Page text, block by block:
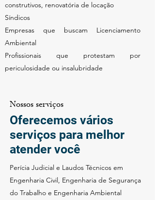
construtivos, renovatória de locação
Síndicos
Empresas que buscam Licenciamento
Ambiental
Profissionais que protestam por
periculosidade ou insalubridade
Nossos serviços
Oferecemos vários
serviços para melhor
atender você
Perícia Judicial e Laudos Técnicos em
Engenharia Civil, Engenharia de Segurança
do Trabalho e Engenharia Ambiental